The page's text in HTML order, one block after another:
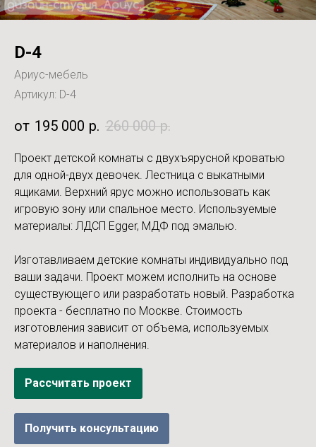
D-4
Ариус-мебель
Артикул: D-4
195 000 р. 260 000 р.
Проект детской комнаты с двухъярусной кроватью
для одной-двух девочек. Лестница с выкатными
ящиками. Верхний ярус можно использовать как
игровую зону или спальное место. Используемые
материалы: ЛДСП Egger, МДФ под эмалью.
Изготавливаем детские комнаты индивидуально под
ваши задачи. Проект можем исполнить на основе
существующего или разработать новый. Разработка
проекта - бесплатно по Москве. Стоимость
изготовления зависит от объема, используемых
материалов и наполнения.
Рассчитать проект
Получить консультацию